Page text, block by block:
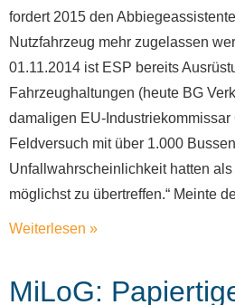
fordert 2015 den
Nutzfahrzeug mehr zugelassen
01.11.2014 ist ESP bereits
Fahrzeughaltungen (heute BG
damaligen EU-
Feldversuch mit über 1.000
Unfallwahrscheinlichkeit hatten als
möglichst zu übertreffen.“ Meinte
Weiterlesen »
MiLoG: